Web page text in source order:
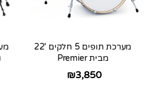
מערכת תופים 5 חלקים 22′
מבית Premier
₪3,850